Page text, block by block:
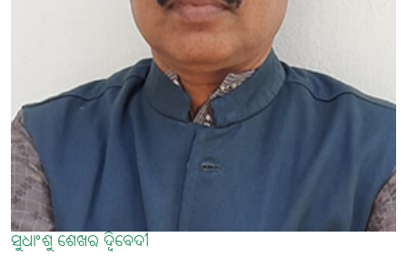
ସୁଧାଂଶୁ ଶେଖର ଦ୍ବିବେଦୀ